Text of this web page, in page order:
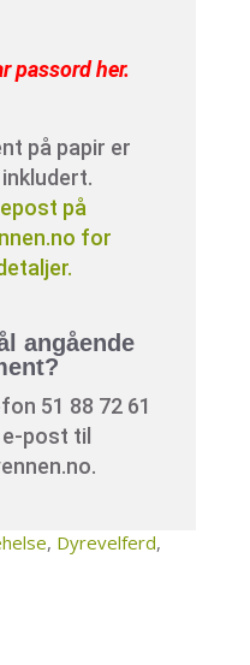
passord her.
på papir er
på
for
angående
51 88 72 61
e-post til
, Dyrevelferd,